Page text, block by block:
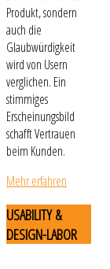
Produkt, sondern
auch die
Glaubwürdigkeit
wird von Usern
verglichen. Ein
stimmiges
Erscheinungsbild
schafft Vertrauen
beim Kunden.
Mehr erfahren
USABILITY&
DESIGN-LABOR